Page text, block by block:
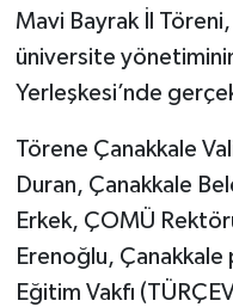
Mavi Bayrak İl
üniversite
Yerleşkesi’nde
Törene Çanakkale
Duran, Çanakkale
Erkek, ÇOMÜ
Erenoğlu,
Eğitim Vakfı